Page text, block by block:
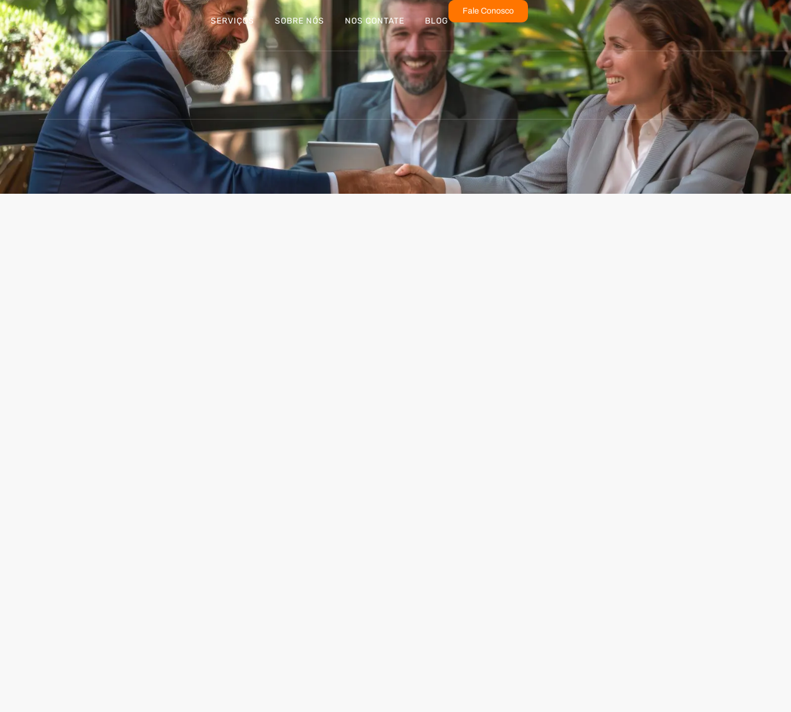
SERVIÇOS SOBRE NÓS NOS CONTATE BLOG
Fale Conosco